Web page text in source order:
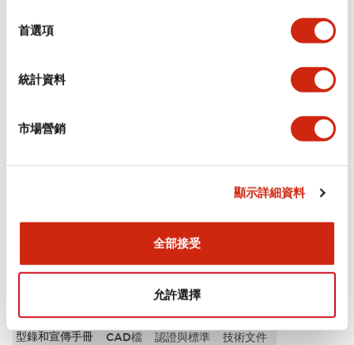
首選項
統計資料
市場營銷
顯示詳細資料
全部接受
允許選擇
文件和檔案
型錄和宣傳手冊 CAD檔 認證與標準 技術文件